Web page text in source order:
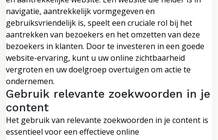
navigatie, aantrekkelijk vormgegeven en
gebruiksvriendelijk is, speelt een cruciale rol bij het
aantrekken van bezoekers en het omzetten van deze
bezoekers in klanten. Door te investeren in een goede
website-ervaring, kunt u uw online zichtbaarheid
vergroten en uw doelgroep overtuigen om actie te
ondernemen.
Gebruik relevante zoekwoorden in je
content
Het gebruik van relevante zoekwoorden in je content is
essentieel voor een effectieve online